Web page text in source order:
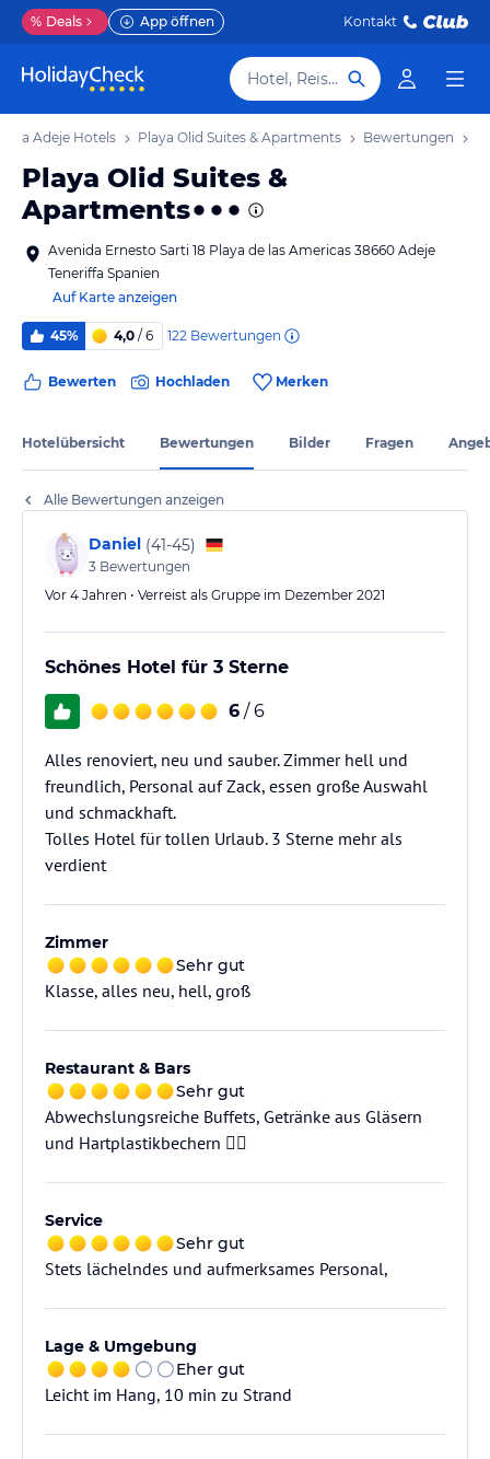
% Deals App öffnen Kontakt
Hotel, Reiseziel
Adeje Hotels Playa Olid Suites & Apartments Bewertungen
Playa Olid Suites &
Apartments
Avenida Ernesto Sarti 18 Playa de las Americas 38660 Adeje
Teneriffa Spanien
Auf Karte anzeigen
45% 4,0 / 6 122 Bewertungen
Bewerten Hochladen Merken
Hotelübersicht Bewertungen Bilder Fragen
Alle Bewertungen anzeigen
Daniel (41-45)
3 Bewertungen
Vor 4 Jahren • Verreist als Gruppe im Dezember 2021
Schönes Hotel für 3 Sterne
6 / 6
Alles renoviert, neu und sauber. Zimmer hell und
freundlich, Personal auf Zack, essen große Auswahl
und schmackhaft.
Tolles Hotel für tollen Urlaub. 3 Sterne mehr als
verdient
Zimmer
Sehr gut
Klasse, alles neu, hell, groß
Restaurant & Bars
Sehr gut
Abwechslungsreiche Buffets, Getränke aus Gläsern
und Hartplastikbechern 👍🏼
Service
Sehr gut
Stets lächelndes und aufmerksames Personal,
Lage & Umgebung
Eher gut
Leicht im Hang, 10 min zu Strand